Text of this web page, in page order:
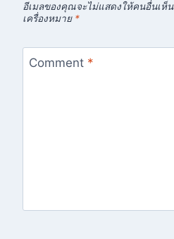
อีเมลของคุณจะไม่แสดงให้คนอื่นเห็น
เครื่องหมาย *
Comment *